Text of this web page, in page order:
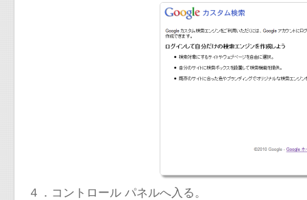
４．コントロール パネルへ入る。